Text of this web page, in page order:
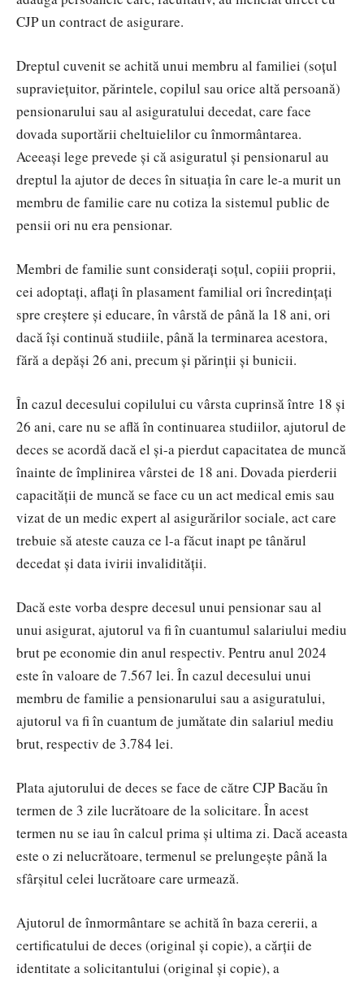
CJP un contract de asigurare.
Dreptul cuvenit se achită unui membru al familiei (soțul
supraviețuitor, părintele, copilul sau orice altă persoană)
pensionarului sau al asiguratului decedat, care face
dovada suportării cheltuielilor cu înmormântarea.
Aceeași lege prevede și că asiguratul și pensionarul au
dreptul la ajutor de deces în situația în care le-a murit un
membru de familie care nu cotiza la sistemul public de
pensii ori nu era pensionar.
Membri de familie sunt considerați soțul, copiii proprii,
cei adoptați, aflați în plasament familial ori încredințați
spre creștere și educare, în vârstă de până la 18 ani, ori
dacă își continuă studiile, până la terminarea acestora,
fără a depăși 26 ani, precum și părinții și bunicii.
În cazul decesului copilului cu vârsta cuprinsă între 18 și
26 ani, care nu se află în continuarea studiilor, ajutorul de
deces se acordă dacă el și-a pierdut capacitatea de muncă
înainte de împlinirea vârstei de 18 ani. Dovada pierderii
capacității de muncă se face cu un act medical emis sau
vizat de un medic expert al asigurărilor sociale, act care
trebuie să ateste cauza ce l-a făcut inapt pe tânărul
decedat și data ivirii invalidității.
Dacă este vorba despre decesul unui pensionar sau al
unui asigurat, ajutorul va fi în cuantumul salariului mediu
brut pe economie din anul respectiv. Pentru anul 2024
este în valoare de 7.567 lei. În cazul decesului unui
membru de familie a pensionarului sau a asiguratului,
ajutorul va fi în cuantum de jumătate din salariul mediu
brut, respectiv de 3.784 lei.
Plata ajutorului de deces se face de către CJP Bacău în
termen de 3 zile lucrătoare de la solicitare. În acest
termen nu se iau în calcul prima și ultima zi. Dacă aceasta
este o zi nelucrătoare, termenul se prelungește până la
sfârșitul celei lucrătoare care urmează.
Ajutorul de înmormântare se achită în baza cererii, a
certificatului de deces (original și copie), a cărții de
identitate a solicitantului (original și copie), a